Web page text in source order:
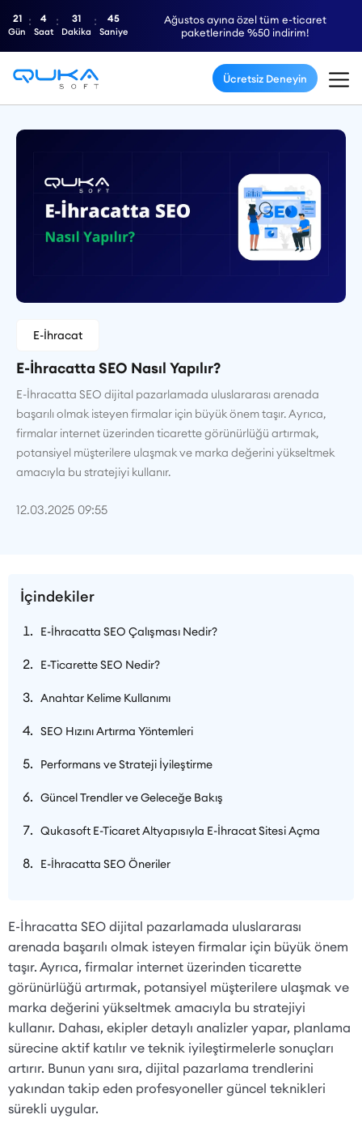
Ağustos ayına özel tüm e-ticaret
paketlerinde %50 indirim!
21
Gün
4
Saat
31
Dakika
44
Saniye
Ücretsiz Deneyin
E-İhracat
E-İhracatta SEO Nasıl Yapılır?
E-İhracatta SEO dijital pazarlamada uluslararası arenada
başarılı olmak isteyen firmalar için büyük önem taşır. Ayrıca,
firmalar internet üzerinden ticarette görünürlüğü artırmak,
potansiyel müşterilere ulaşmak ve marka değerini yükseltmek
amacıyla bu stratejiyi kullanır.
12.03.2025 09:55
İçindekiler
E-İhracatta SEO Çalışması Nedir?
E-Ticarette SEO Nedir?
Anahtar Kelime Kullanımı
SEO Hızını Artırma Yöntemleri
Performans ve Strateji İyileştirme
Güncel Trendler ve Geleceğe Bakış
Qukasoft E-Ticaret Altyapısıyla E-İhracat Sitesi Açma
E-İhracatta SEO Öneriler
E-İhracatta SEO dijital pazarlamada uluslararası
arenada başarılı olmak isteyen firmalar için büyük önem
taşır. Ayrıca, firmalar internet üzerinden ticarette
görünürlüğü artırmak, potansiyel müşterilere ulaşmak ve
marka değerini yükseltmek amacıyla bu stratejiyi
kullanır. Dahası, ekipler detaylı analizler yapar, planlama
sürecine aktif katılır ve teknik iyileştirmelerle sonuçları
artırır. Bunun yanı sıra, dijital pazarlama trendlerini
yakından takip eden profesyoneller güncel teknikleri
sürekli uygular.